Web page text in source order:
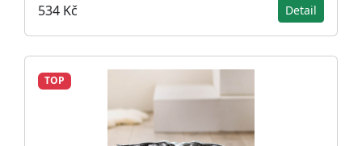
534 Kč Detail
TOP